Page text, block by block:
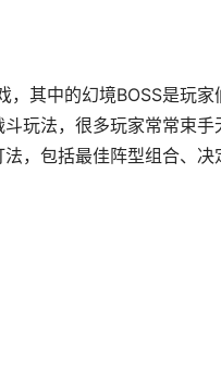
，其中的幻境BOSS是玩
玩法，很多玩家常常束
，包括最佳阵型组合、